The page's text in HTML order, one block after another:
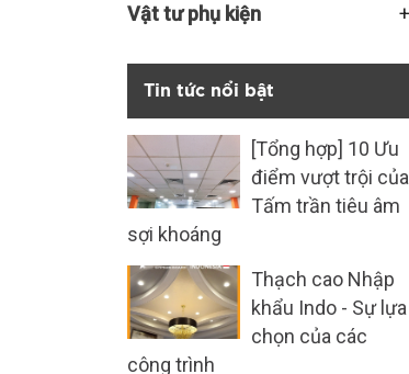
Vật tư phụ kiện
Tin tức nổi bật
[Tổng hợp] 10 Ưu
điểm vượt trội của
Tấm trần tiêu âm
sợi khoáng
Thạch cao Nhập
khẩu Indo - Sự lựa
chọn của các
công trình